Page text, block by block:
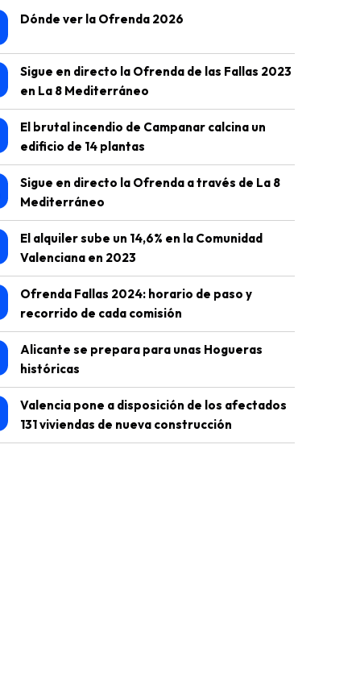
Dónde ver la Ofrenda 2026
Sigue en directo la Ofrenda de las Fallas 2023
en La 8 Mediterráneo
El brutal incendio de Campanar calcina un
edificio de 14 plantas
Sigue en directo la Ofrenda a través de La 8
Mediterráneo
El alquiler sube un 14,6% en la Comunidad
Valenciana en 2023
Ofrenda Fallas 2024: horario de paso y
recorrido de cada comisión
Alicante se prepara para unas Hogueras
históricas
Valencia pone a disposición de los afectados
131 viviendas de nueva construcción